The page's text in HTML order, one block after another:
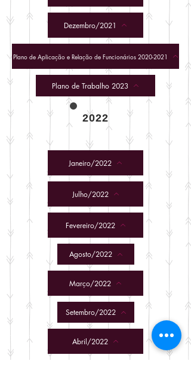
Dezembro/2021
Plano de Aplicação e Relação de Funcionários 2020-2021
Plano de Trabalho 2023
2022
Janeiro/2022
Julho/2022
Fevereiro/2022
Agosto/2022
Março/2022
Setembro/2022
Abril/2022